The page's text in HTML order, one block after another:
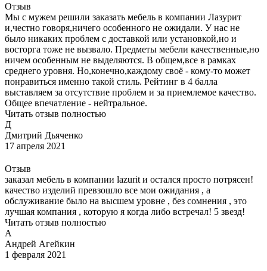
Отзыв
Мы с мужем решили заказать мебель в компании Лазурит
и,честно говоря,ничего особенного не ожидали. У нас не
было никаких проблем с доставкой или установкой,но и
восторга тоже не вызвало. Предметы мебели качественные,но
ничем особенным не выделяются. В общем,все в рамках
среднего уровня. Но,конечно,каждому своё - кому-то может
понравиться именно такой стиль. Рейтинг в 4 балла
выставляем за отсутствие проблем и за приемлемое качество.
Общее впечатление - нейтральное.
Читать отзыв полностью
Д
Дмитрий Дьяченко
17 апреля 2021
Отзыв
заказал мебель в компании lazurit и остался просто потрясен!
качество изделий превзошло все мои ожидания , а
обслуживание было на высшем уровне , без сомнения , это
лучшая компания , которую я когда либо встречал! 5 звезд!
Читать отзыв полностью
А
Андрей Агейкин
1 февраля 2021